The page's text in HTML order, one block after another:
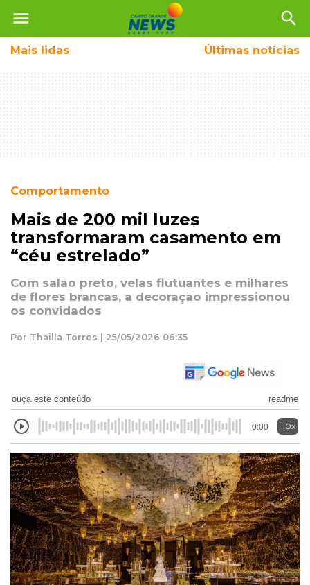
menu search
Mais lidas Últimas notícias
Comportamento
Mais de 200 mil luzes
transformaram casamento em
“céu estrelado”
Com salão preto, velas flutuantes e milhares
de flores brancas, a decoração impressionou
os convidados
Por Thailla Torres | 25/05/2026 06:35
ouça este conteúdo readme
0:00 1.0x